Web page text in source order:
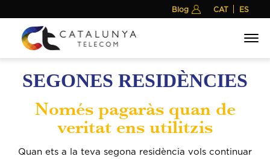
Blog
SEGONES RESIDÈNCIES
Només pagaràs quan de
veritat ens utilitzis
Quan ets a la teva segona residència vols continuar